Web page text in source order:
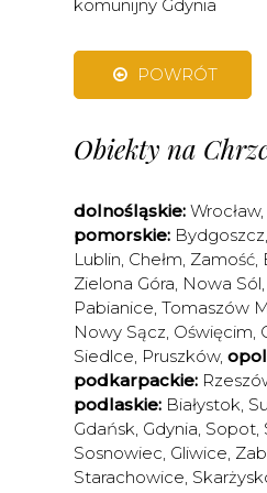
komunijny Gdynia
POWRÓT
Obiekty na
dolnośląskie: Wrocław,
pomorskie: Bydgoszcz,
Lublin, Chełm, Zamość,
Zielona Góra, Nowa Sól,
Pabianice, Tomaszów
Nowy Sącz, Oświęcim,
Siedlce, Pruszków,
podkarpackie:
podlaskie: Białystok,
Gdańsk, Gdynia, Sopot,
Sosnowiec, Gliwice,
Starachowice,